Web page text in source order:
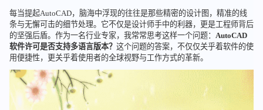
每当提起AutoCAD，脑海中浮现的往往是那些精密的设计图，精准的线
条与无懈可击的细节处理。它不仅是设计师手中的利器，更是工程师背后
的坚强后盾。作为一名行业专家，我常常思考这样一个问题： AutoCAD
软件许可是否支持多语言版本？ 这个问题的答案，不仅仅关乎着软件的使
用便捷性，更关乎着使用者的全球视野与工作方式的革新。